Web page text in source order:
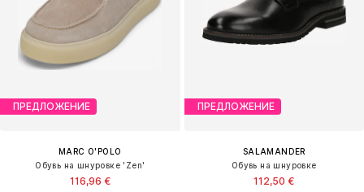
ПРЕДЛОЖЕНИЕ
MARC O'POLO
Обувь на шнуровке 'Zen'
116,96 €
ПРЕДЛОЖЕНИЕ
SALAMANDER
Обувь на шнуровке
112,50 €